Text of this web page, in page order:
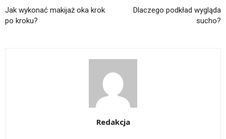
Jak wykonać makijaż oka krok
po kroku?
Dlaczego podkład wygląda
sucho?
Redakcja